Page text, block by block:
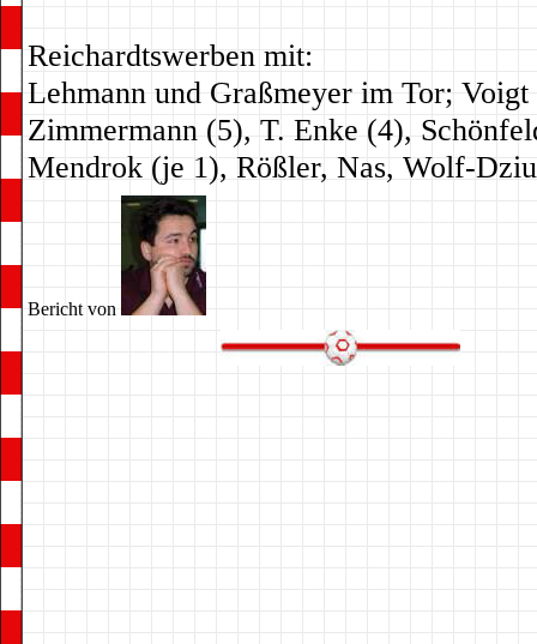
Reichardtswerben mit:
Lehmann und Graßmeyer im Tor;
Zimmermann (5), T. Enke (4),
Mendrok (je 1), Rößler, Nas, Wolf-
Bericht von